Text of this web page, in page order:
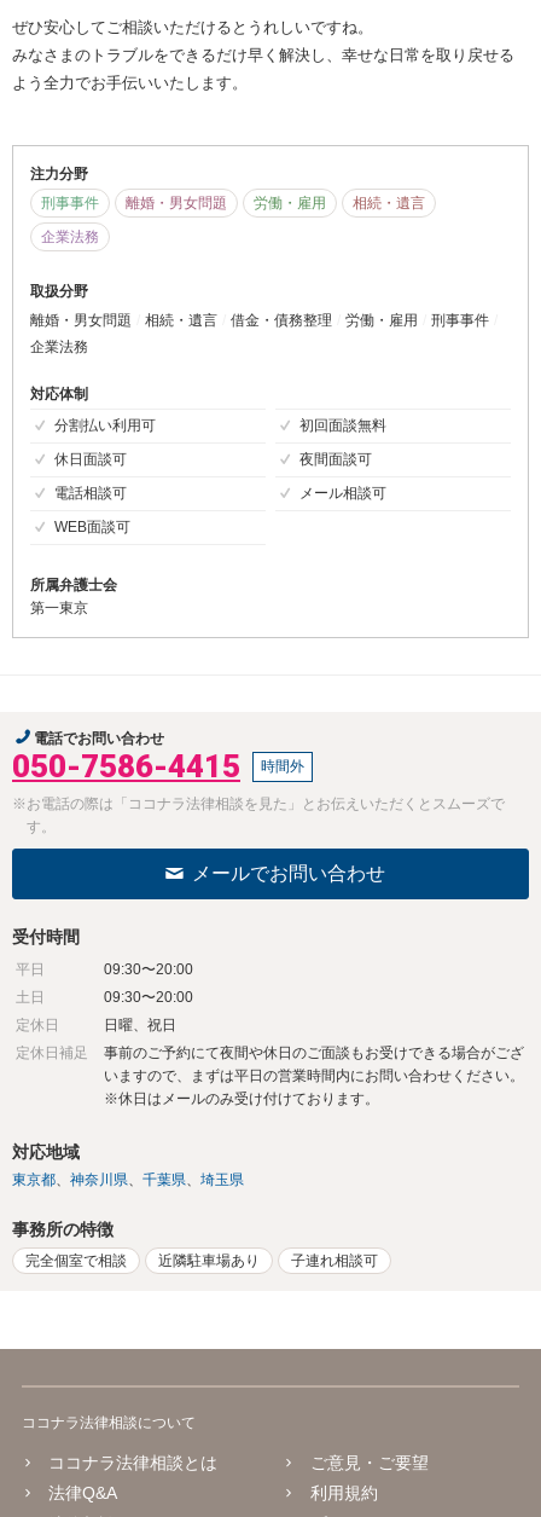
ぜひ安心してご相談いただけるとうれしいですね。
みなさまのトラブルをできるだけ早く解決し、幸せな日常を取り戻せる
よう全力でお手伝いいたします。
注力分野
刑事事件
離婚・男女問題 労働・雇用
相続・遺言
企業法務
取扱分野
離婚・男女問題
相続・遺言 借金・債務整理 労働・雇用
刑事事件
企業法務
対応体制
分割払い利用可
初回面談無料
休日面談可
夜間面談可
電話相談可
メール相談可
WEB面談可
所属弁護士会
第一東京
電話でお問い合わせ
050-7586-4415 時間外
※お電話の際は「ココナラ法律相談を見た」とお伝えいただくとスムーズで
す。
メールでお問い合わせ
受付時間
平日
09:30〜20:00
土日
09:30〜20:00
定休日
日曜、祝日
定休日補足
事前のご予約にて夜間や休日のご面談もお受けできる場合がござ
いますので、まずは平日の営業時間内にお問い合わせください。
※休日はメールのみ受け付けております。
対応地域
東京都 神奈川県 千葉県 埼玉県
事務所の特徴
完全個室で相談 近隣駐車場あり 子連れ相談可
ココナラ法律相談について
ココナラ法律相談とは
法律Q&A
ご意見・ご要望
利用規約